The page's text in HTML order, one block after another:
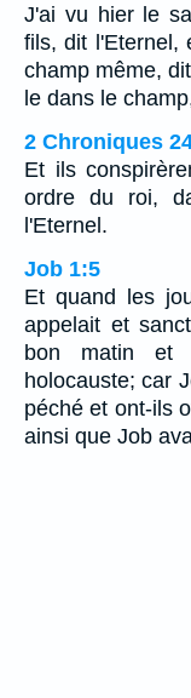
J'ai vu hier le
fils, dit l'Eternel,
champ même,
le dans le
2 Chroniques
Et ils
ordre du roi,
l'Eternel.
Job 1:5
Et quand les
appelait et
bon matin et
holocauste; car
péché et ont-ils
ainsi que Job